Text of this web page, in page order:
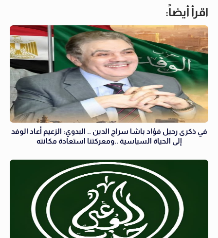
اقرأ أيضاً:
في ذكرى رحيل فؤاد باشا سراج الدين .. البدوي: الزعيم أعاد الوفد
إلى الحياة السياسية ..ومعركتنا استعادة مكانته